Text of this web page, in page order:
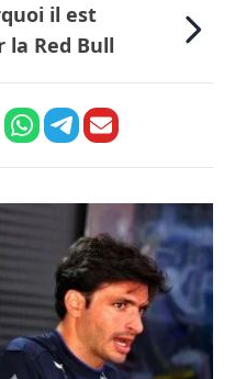
il est
la Red Bull